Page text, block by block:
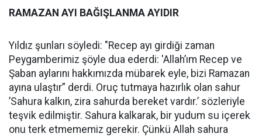
RAMAZAN AYI BAĞIŞLANMA AYIDIR
Yıldız şunları söyledi: "Recep ayı girdiği zaman
Peygamberimiz şöyle dua ederdi: 'Allah’ım Recep ve
Şaban aylarını hakkımızda mübarek eyle, bizi Ramazan
ayına ulaştır” derdi. Oruç tutmaya hazırlık olan sahur
’Sahura kalkın, zira sahurda bereket vardır.’ sözleriyle
teşvik edilmiştir. Sahura kalkarak, bir yudum su içerek
onu terk etmememiz gerekir. Çünkü Allah sahura